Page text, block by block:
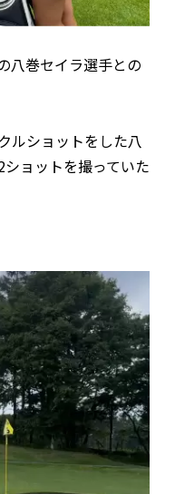
八巻セイラ選手との
ルショットをした八
ョットを撮っていた